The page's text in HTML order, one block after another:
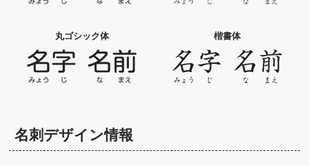
丸ゴシック体 楷書体
名刺デザイン情報